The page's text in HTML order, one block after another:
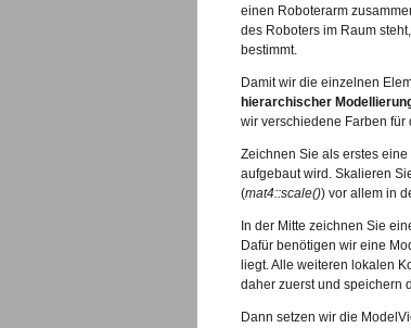
einen Roboterarm
des Roboters im Raum
bestimmt.
Damit wir die einzelnen
hierarchischer
wir verschiedene Farben für
Zeichnen Sie als erstes eine
aufgebaut wird. Skalieren
(mat4::scale()) vor allem in
In der Mitte zeichnen Sie
Dafür benötigen wir eine
liegt. Alle weiteren lokalen
daher zuerst und speichern
Dann setzen wir die